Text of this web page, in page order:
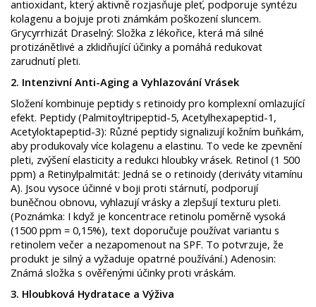
antioxidant, který aktivně rozjasňuje pleť, podporuje syntézu
kolagenu a bojuje proti známkám poškození sluncem. ​
Grycyrrhizát Draselný: Složka z lékořice, která má silné
protizánětlivé a zklidňující účinky a pomáhá redukovat
zarudnutí pleti. ​
2. Intenzivní Anti-Aging a Vyhlazování Vrásek ​
Složení kombinuje peptidy s retinoidy pro komplexní omlazující
efekt. ​Peptidy (Palmitoyltripeptid-5, Acetylhexapeptid-1,
Acetyloktapeptid-3): Různé peptidy signalizují kožním buňkám,
aby produkovaly více kolagenu a elastinu. To vede ke zpevnění
pleti, zvýšení elasticity a redukci hloubky vrásek. ​Retinol (1 500
ppm) a Retinylpalmitát: Jedná se o retinoidy (deriváty vitamínu
A). Jsou vysoce účinné v boji proti stárnutí, podporují
buněčnou obnovu, vyhlazují vrásky a zlepšují texturu pleti. ​
(Poznámka: I když je koncentrace retinolu poměrně vysoká
(1500 ppm = 0,15%), text doporučuje používat variantu s
retinolem večer a nezapomenout na SPF. To potvrzuje, že
produkt je silný a vyžaduje opatrné používání.) ​Adenosin:
Známá složka s ověřenými účinky proti vráskám.
​3. Hloubková Hydratace a Výživa ​